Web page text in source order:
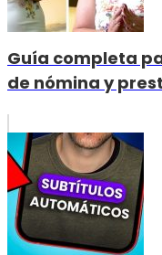
Guía completa
de nómina y